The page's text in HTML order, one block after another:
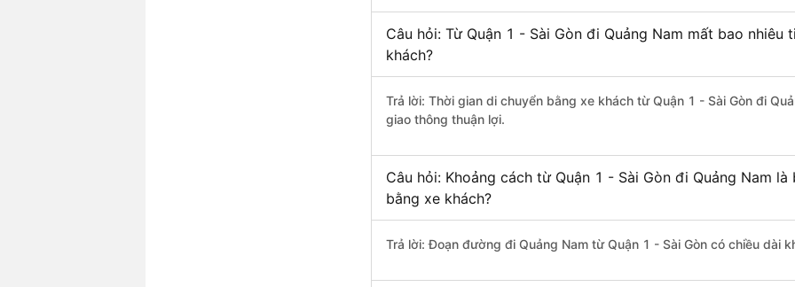
Câu hỏi: Từ Quận 1 - Sài Gòn đi Quảng Nam mất bao nhiêu
khách?
Trả lời: Thời gian di chuyển bằng xe khách từ Quận 1 - Sài Gòn đi
giao thông thuận lợi.
Câu hỏi: Khoảng cách từ Quận 1 - Sài Gòn đi Quảng Nam
bằng xe khách?
Trả lời: Đoạn đường đi Quảng Nam từ Quận 1 - Sài Gòn có chiều dài